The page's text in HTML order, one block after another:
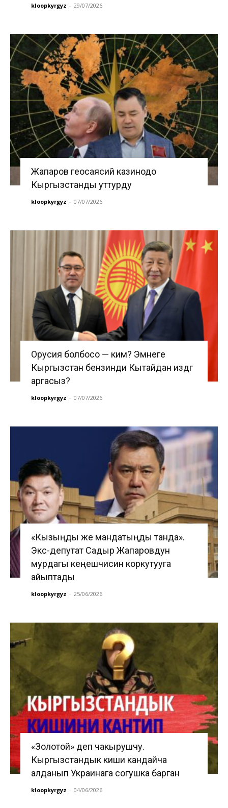
kloopkyrgyz - 29/07/2026
Жапаров геосаясий казинодо
Кыргызстанды уттурду
kloopkyrgyz - 07/07/2026
Орусия болбосо — ким? Эмнеге
Кыргызстан бензинди Кытайдан издөөгө
аргасыз?
kloopkyrgyz - 07/07/2026
«Кызыңды же мандатыңды танда».
Экс-депутат Садыр Жапаровдун
мурдагы кеңешчисин коркутууга
айыптады
kloopkyrgyz - 25/06/2026
«Золотой» деп чакырушчу.
Кыргызстандык киши кандайча
алданып Украинага согушка барган
kloopkyrgyz - 04/06/2026